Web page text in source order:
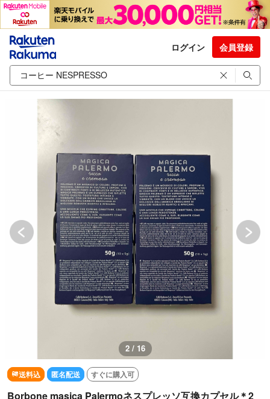
ログイン 会員登録
2 / 16
送料込 匿名配送 すぐに購入可
Borbone masica Palermoネスプレッソ互換カプセル＊2